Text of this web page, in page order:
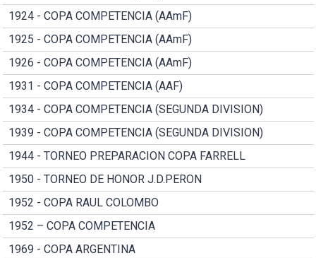
1924 - COPA COMPETENCIA (AAmF)
1925 - COPA COMPETENCIA (AAmF)
1926 - COPA COMPETENCIA (AAmF)
1931 - COPA COMPETENCIA (AAF)
1934 - COPA COMPETENCIA (SEGUNDA DIVISION)
1939 - COPA COMPETENCIA (SEGUNDA DIVISION)
1944 - TORNEO PREPARACION COPA FARRELL
1950 - TORNEO DE HONOR J.D.PERON
1952 - COPA RAUL COLOMBO
1952 – COPA COMPETENCIA
1969 - COPA ARGENTINA